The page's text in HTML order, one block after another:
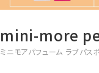
mini-more
ミニモアパフューム ラブパス